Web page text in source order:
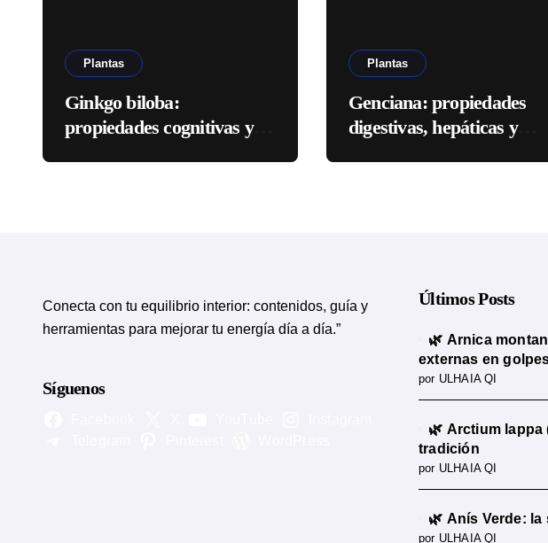
Plantas
Ginkgo biloba:
propiedades cognitivas y
Plantas
Genciana: propiedades
digestivas, hepáticas y
Conecta con tu equilibrio interior: contenidos, guía y
herramientas para mejorar tu energía día a día.”
Síguenos
Últimos Posts
🌿 Arnica
externas en
por ULHAIA QI
🌿 Arctium
tradición
por ULHAIA QI
🌿 Anís Verde:
por ULHAIA QI